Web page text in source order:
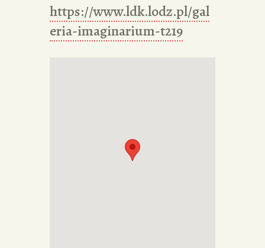
https://www.ldk.lodz.pl/gal
eria-imaginarium-t219